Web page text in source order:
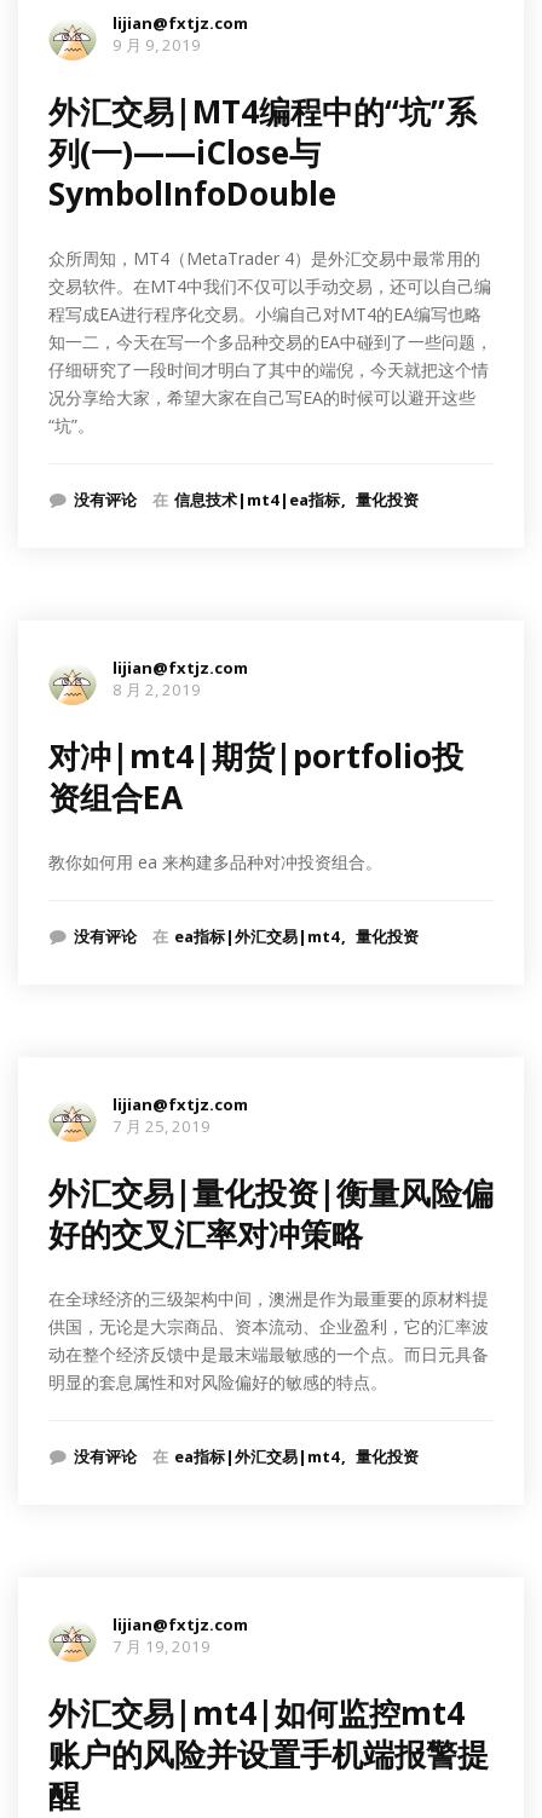
lijian@fxtjz.com
9 月 9, 2019
外汇交易|MT4编程中的“坑”系
列(一)——iClose与
SymbolInfoDouble
众所周知，MT4（MetaTrader 4）是外汇交易中最常用的
交易软件。在MT4中我们不仅可以手动交易，还可以自己编
程写成EA进行程序化交易。小编自己对MT4的EA编写也略
知一二，今天在写一个多品种交易的EA中碰到了一些问题，
仔细研究了一段时间才明白了其中的端倪，今天就把这个情
况分享给大家，希望大家在自己写EA的时候可以避开这些
“坑”。
没有评论 在 信息技术|mt4|ea指标 量化投资
lijian@fxtjz.com
8 月 2, 2019
对冲|mt4|期货|portfolio投
资组合EA
教你如何用 ea 来构建多品种对冲投资组合。
没有评论 在 ea指标|外汇交易|mt4 量化投资
lijian@fxtjz.com
7 月 25, 2019
外汇交易|量化投资|衡量风险偏
好的交叉汇率对冲策略
在全球经济的三级架构中间，澳洲是作为最重要的原材料提
供国，无论是大宗商品、资本流动、企业盈利，它的汇率波
动在整个经济反馈中是最末端最敏感的一个点。而日元具备
明显的套息属性和对风险偏好的敏感的特点。
没有评论 在 ea指标|外汇交易|mt4 量化投资
lijian@fxtjz.com
7 月 19, 2019
外汇交易|mt4|如何监控mt4
账户的风险并设置手机端报警提
醒